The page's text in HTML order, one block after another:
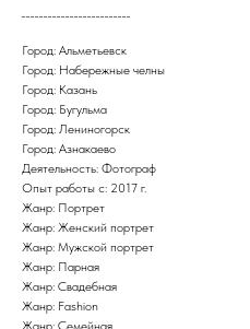
Город: Альметьевск
Город: Набережные челны
Город: Казань
Город: Бугульма
Город: Лениногорск
Город: Азнакаево
Деятельность: Фотограф
Опыт работы с: 2017 г.
Жанр: Портрет
Жанр: Женский портрет
Жанр: Мужской портрет
Жанр: Парная
Жанр: Свадебная
Жанр: Fashion
Жанр: Семейная